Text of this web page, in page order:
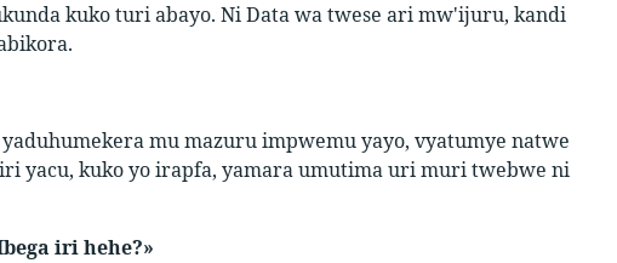
kuko turi abayo. Ni Data wa twese ari mw'ijuru, kandi
mu mazuru impwemu yayo, vyatumye natwe
yacu, kuko yo irapfa, yamara umutima uri muri twebwe ni
iri hehe?»